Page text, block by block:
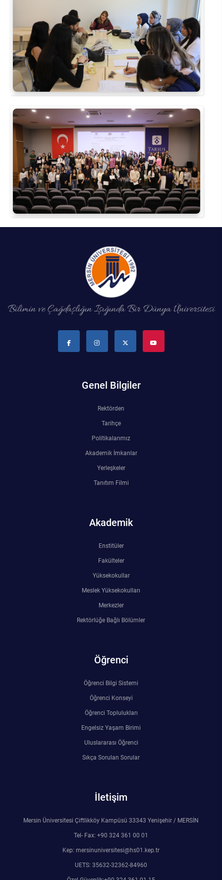
Bilimin ve Çağdaşlığın Işığında Bir Dünya Üniversitesi
Genel Bilgiler
Rektörden
Tarihçe
Politikalarımız
Akademik İmkanlar
Yerleşkeler
Tanıtım Filmi
Akademik
Enstitüler
Fakülteler
Yüksekokullar
Meslek Yüksekokulları
Merkezler
Rektörlüğe Bağlı Bölümler
Öğrenci
Öğrenci Bilgi Sistemi
Öğrenci Konseyi
Öğrenci Toplulukları
Engelsiz Yaşam Birimi
Uluslararası Öğrenci
Sıkça Sorulan Sorular
İletişim
Mersin Üniversitesi Çiftlikköy Kampüsü 33343 Yenişehir / MERSİN
Tel- Fax: +90 324 361 00 01
Kep: mersinuniversitesi@hs01.kep.tr
UETS: 35632-32362-84960